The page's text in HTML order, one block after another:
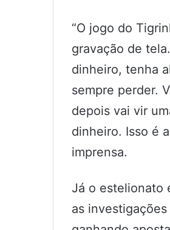
“O jogo do
gravação de
dinheiro, tenha
sempre perder.
depois vai vir
dinheiro. Isso é
imprensa.
Já o estelionato
as